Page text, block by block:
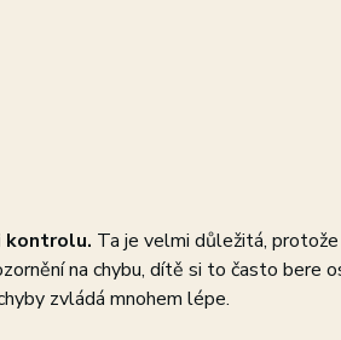
kontrolu. Ta je velmi důležitá,
na chybu, dítě si to často bere
zvládá mnohem lépe.